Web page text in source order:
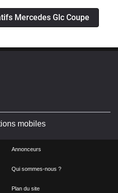
Mercedes Glc Coupe
mobiles
Annonceurs
Qui sommes-nous ?
Plan du site